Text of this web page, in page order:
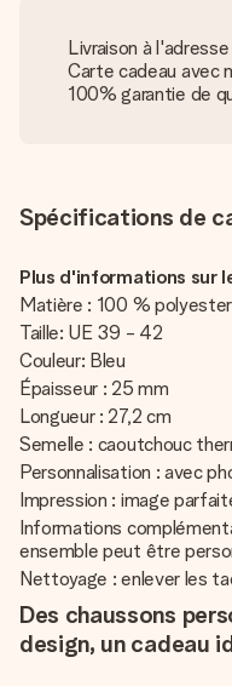
Livraison à
Carte cadeau avec
100% garantie de
Spécifications de
Plus d'informations sur
Matière : 100 % polyester
Taille: UE 39 - 42
Couleur: Bleu
Épaisseur : 25 mm
Longueur : 27,2 cm
Semelle : caoutchouc
Personnalisation : avec
Impression : image
Informations
ensemble peut être
Nettoyage : enlever les
Des chaussons
design, un cadeau